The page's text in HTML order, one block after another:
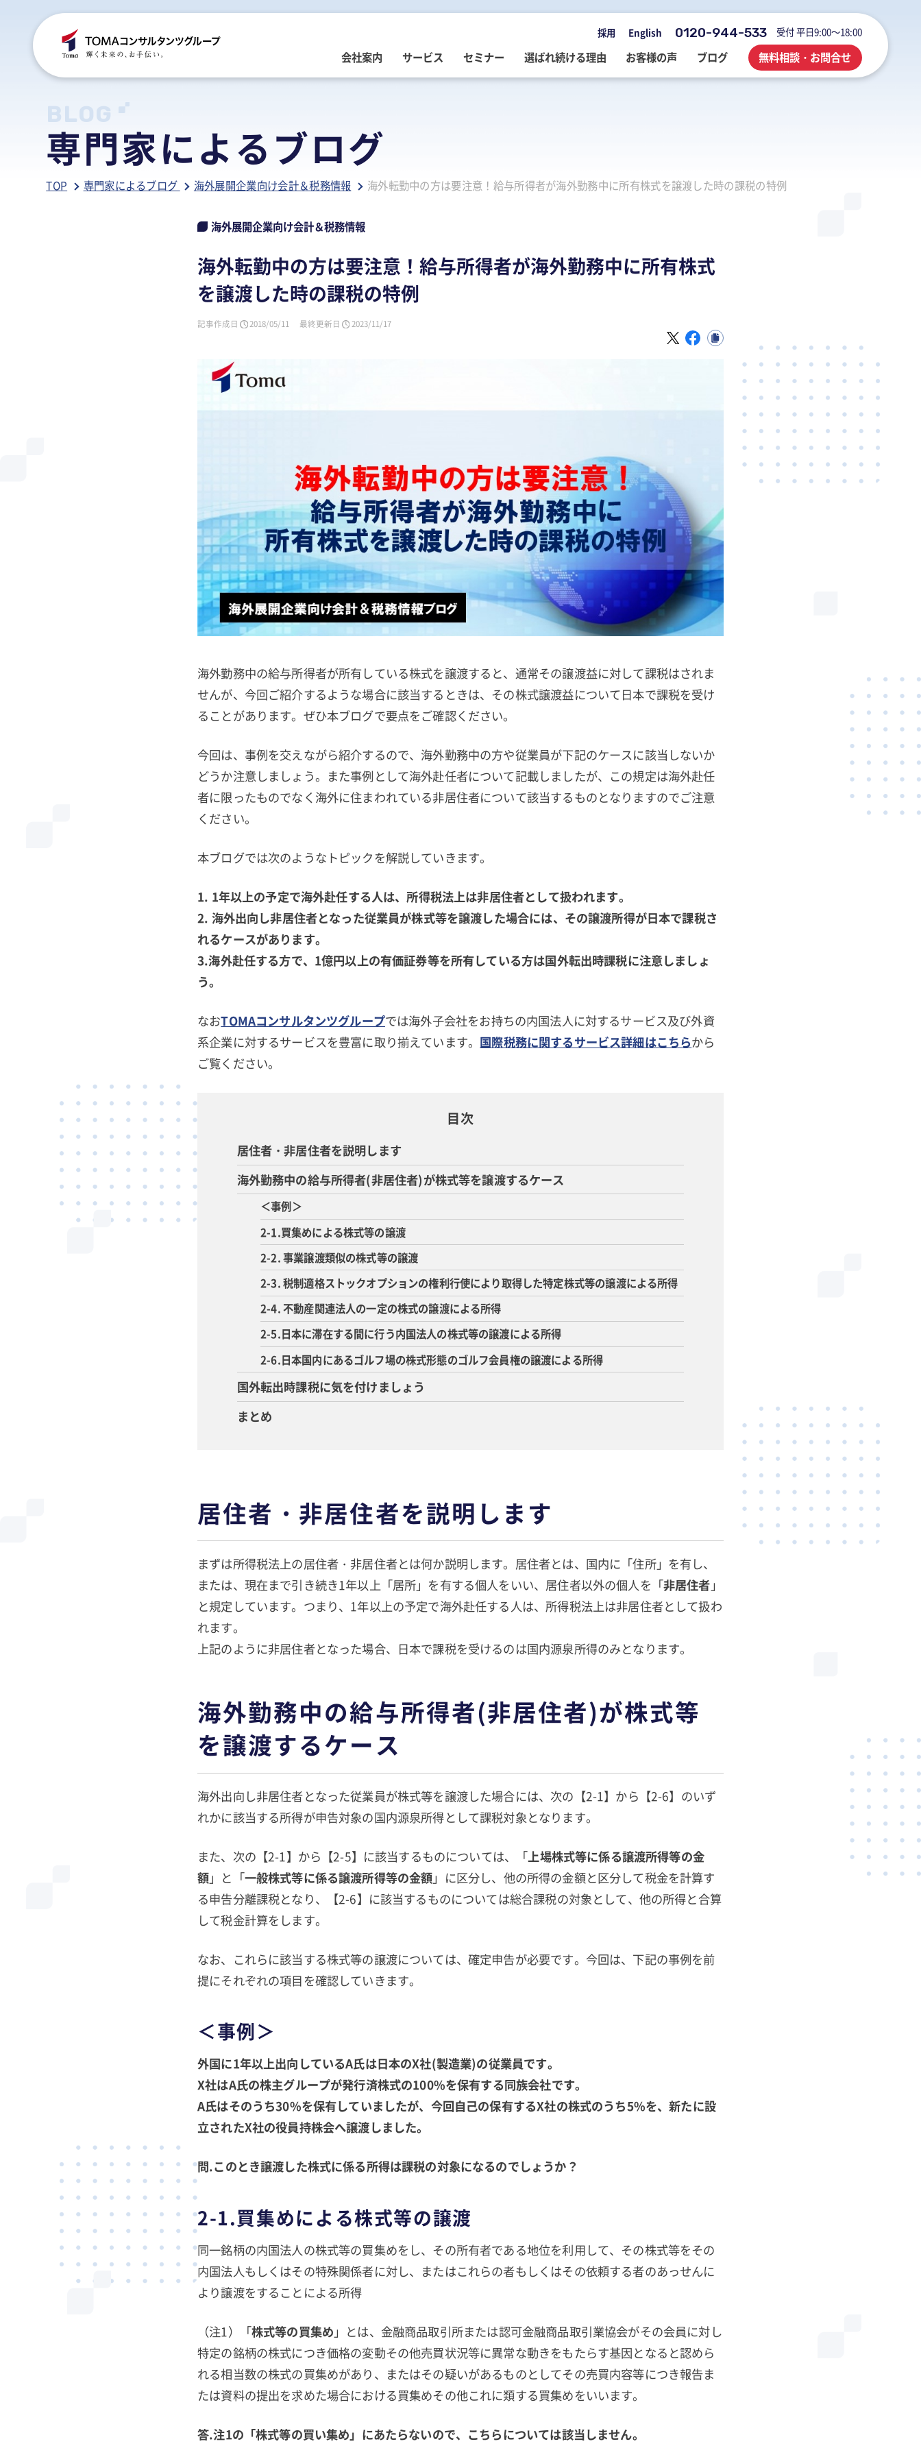
採用 English 0120-944-533 受付 平日9:00～18:00
会社案内
ご挨拶
グループ企業 採用情報
サービス
税務・会計・監査
国際税務・海外進出 経営・財務・企業再生 登記・行政手続
人事・労務
相続 不動産コンサルティング
セミナー
経営・財務
人事・労務 組織・人材開発 業務改善・ IT活用
事業承継・相続
選ばれ続ける理由 お客様の声 ブログ
税務・会計ブログ
行政書士業務ブログ 事業承継ブログ M&Aブログ
人事・労務ブログ
相続ブログ
社長のブログ ～100年続く企業を
社員でつくる 明るく楽しく元気に
無料相談・お問合せ
BLOG
専門家によるブログ
TOP 専門家によるブログ 海外展開企業向け会計＆税務情報 海外転勤中の方は要注意！給与所得者が海外勤務中に所有株式を譲渡した時の課税の特例
海外展開企業向け会計＆税務情報
海外転勤中の方は要注意！給与所得者が海外勤務中に所有株式
を譲渡した時の課税の特例
記事作成日 2018/05/11 最終更新日 2023/11/17
海外勤務中の給与所得者が所有している株式を譲渡すると、通常その譲渡益に対して課税はされま
せんが、今回ご紹介するような場合に該当するときは、その株式譲渡益について日本で課税を受け
ることがあります。ぜひ本ブログで要点をご確認ください。
今回は、事例を交えながら紹介するので、海外勤務中の方や従業員が下記のケースに該当しないか
どうか注意しましょう。また事例として海外赴任者について記載しましたが、この規定は海外赴任
者に限ったものでなく海外に住まわれている非居住者について該当するものとなりますのでご注意
ください。
本ブログでは次のようなトピックを解説していきます。
1. 1年以上の予定で海外赴任する人は、所得税法上は非居住者として扱われます。
2. 海外出向し非居住者となった従業員が株式等を譲渡した場合には、その譲渡所得が日本で課税さ
れるケースがあります。
3.海外赴任する方で、1億円以上の有価証券等を所有している方は国外転出時課税に注意しましょ
う。
なおTOMAコンサルタンツグループでは海外子会社をお持ちの内国法人に対するサービス及び外資
系企業に対するサービスを豊富に取り揃えています。 国際税務に関するサービス詳細はこちらから
ご覧ください。
目次
居住者・非居住者を説明します
海外勤務中の給与所得者(非居住者)が株式等を譲渡するケース
＜事例＞
2-1.買集めによる株式等の譲渡
2-2. 事業譲渡類似の株式等の譲渡
2-3. 税制適格ストックオプションの権利行使により取得した特定株式等の譲渡による所得
2-4. 不動産関連法人の一定の株式の譲渡による所得
2-5.日本に滞在する間に行う内国法人の株式等の譲渡による所得
2-6.日本国内にあるゴルフ場の株式形態のゴルフ会員権の譲渡による所得
国外転出時課税に気を付けましょう
まとめ
居住者・非居住者を説明します
まずは所得税法上の居住者・非居住者とは何か説明します。居住者とは、国内に「住所」を有し、
または、現在まで引き続き1年以上「居所」を有する個人をいい、居住者以外の個人を「非居住者 」
と規定しています。つまり、1年以上の予定で海外赴任する人は、所得税法上は非居住者として扱わ
れます。
上記のように非居住者となった場合、日本で課税を受けるのは国内源泉所得のみとなります。
海外勤務中の給与所得者(非居住者)が株式等
を譲渡するケース
海外出向し非居住者となった従業員が株式等を譲渡した場合には、次の【2-1】から【2-6】のいず
れかに該当する所得が申告対象の国内源泉所得として課税対象となります。
また、次の【2-1】から【2-5】に該当するものについては、「上場株式等に係る譲渡所得等の金
額」と「一般株式等に係る譲渡所得等の金額」に区分し、他の所得の金額と区分して税金を計算す
る申告分離課税となり、【2-6】に該当するものについては総合課税の対象として、他の所得と合算
して税金計算をします。
なお、これらに該当する株式等の譲渡については、確定申告が必要です。今回は、下記の事例を前
提にそれぞれの項目を確認していきます。
＜事例＞
外国に1年以上出向しているA氏は日本のX社(製造業)の従業員です。
X社はA氏の株主グループが発行済株式の100%を保有する同族会社です。
A氏はそのうち30%を保有していましたが、今回自己の保有するX社の株式のうち5%を、新たに設
立されたX社の役員持株会へ譲渡しました。
問.このとき譲渡した株式に係る所得は課税の対象になるのでしょうか？
2-1.買集めによる株式等の譲渡
同一銘柄の内国法人の株式等の買集めをし、その所有者である地位を利用して、その株式等をその
内国法人もしくはその特殊関係者に対し、またはこれらの者もしくはその依頼する者のあっせんに
より譲渡をすることによる所得
（注1）「株式等の買集め 」とは、金融商品取引所または認可金融商品取引業協会がその会員に対し
特定の銘柄の株式につき価格の変動その他売買状況等に異常な動きをもたらす基因となると認めら
れる相当数の株式の買集めがあり、またはその疑いがあるものとしてその売買内容等につき報告ま
たは資料の提出を求めた場合における買集めその他これに類する買集めをいいます。
答.注1の「株式等の買い集め」にあたらないので、こちらについては該当しません。